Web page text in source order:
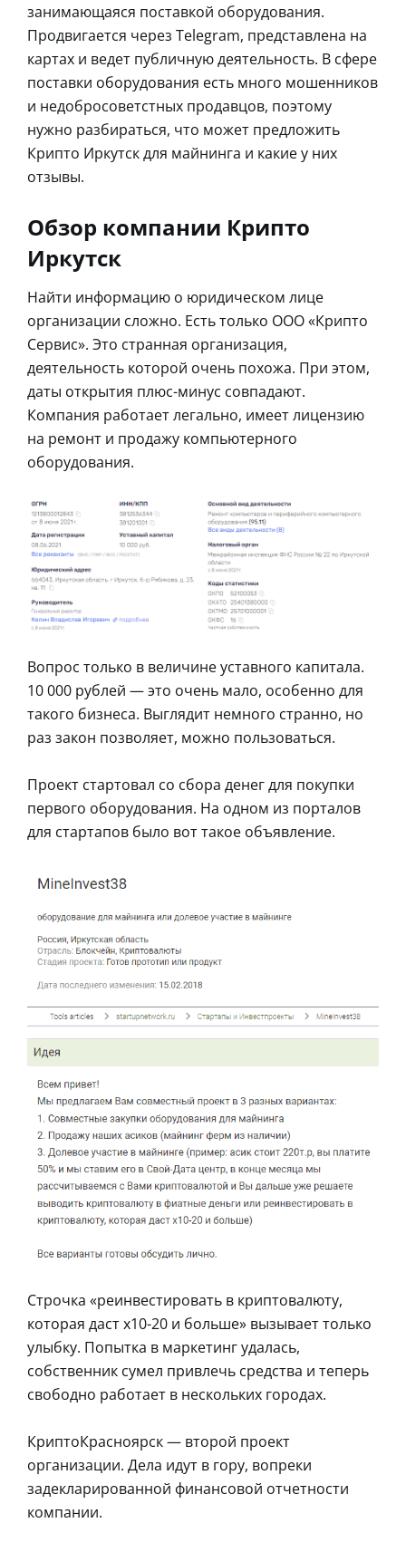
занимающаяся поставкой оборудования.
Продвигается через Telegram, представлена на
картах и ведет публичную деятельность. В сфере
поставки оборудования есть много мошенников
и недобросоветстных продавцов, поэтому
нужно разбираться, что может предложить
Крипто Иркутск для майнинга и какие у них
отзывы.
Обзор компании Крипто
Иркутск
Найти информацию о юридическом лице
организации сложно. Есть только ООО «Крипто
Сервис». Это странная организация,
деятельность которой очень похожа. При этом,
даты открытия плюс-минус совпадают.
Компания работает легально, имеет лицензию
на ремонт и продажу компьютерного
оборудования.
Вопрос только в величине уставного капитала.
10 000 рублей — это очень мало, особенно для
такого бизнеса. Выглядит немного странно, но
раз закон позволяет, можно пользоваться.
Проект стартовал со сбора денег для покупки
первого оборудования. На одном из порталов
для стартапов было вот такое объявление.
Строчка «реинвестировать в криптовалюту,
которая даст х10-20 и больше» вызывает только
улыбку. Попытка в маркетинг удалась,
собственник сумел привлечь средства и теперь
свободно работает в нескольких городах.
КриптоКрасноярск — второй проект
организации. Дела идут в гору, вопреки
задекларированной финансовой отчетности
компании.